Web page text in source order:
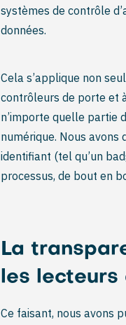
systèmes de contrôle
données.
Cela s’applique non
contrôleurs de porte et
n’importe quelle partie
numérique. Nous avons
identifiant (tel qu’un
processus, de bout en
La
les lecteurs
Ce faisant, nous avons